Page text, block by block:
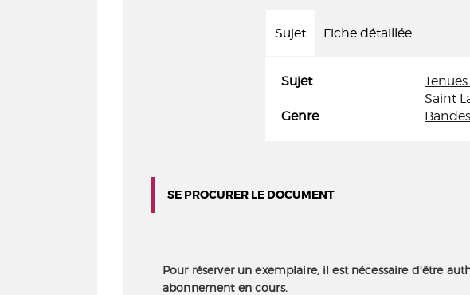
Sujet Fiche détaillée
Sujet
Saint
Genre
SE PROCURER LE DOCUMENT
Pour réserver un exemplaire, il est nécessaire d'être
abonnement en cours.